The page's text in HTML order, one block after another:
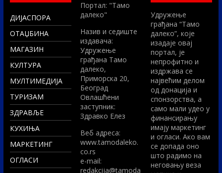
ДИЈАСПОРА
ОТАЏБИНА
МАГАЗИН
КУЛТУРА
МУЛТИМЕДИЈА
ТУРИЗАМ
ЗДРАВЉЕ
КУХИЊА
МАРКЕТИНГ
ОГЛАСИ
Портал: "Тамо
далеко"
Назив и седиште
издавача:
Удружење
грађана Тамо
далеко,
Приморска 20,
Београд
Овлашћени
заступник:
Здравко Елез
Вeб адреса:
www.tamodaleko.
co.rs
e-mail:
redakcija@tamoda
Удружење
грађана “Тамо
далеко”, које
изадаје овај
портал, је
непрофитно и
издржава се
највећим делом
од донација и
спонзорства, а
само мали удео у
финансирању
имају маркетинг
и огласи. Ако вам
се допада оно
што радимо на
неговању веза